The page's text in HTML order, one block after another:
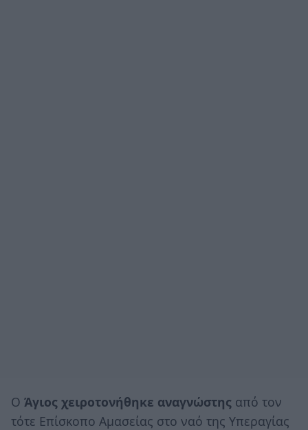
Ο Άγιος χειροτονήθηκε αναγνώστης από τον
τότε Επίσκοπο Αμασείας στο ναό της Υπεραγίας